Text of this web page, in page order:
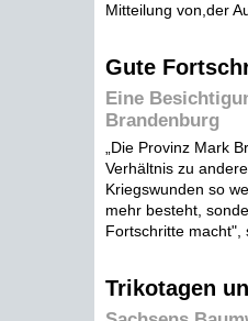
Mitteilung von,der
Gute
Eine
Brandenburg
„Die Provinz Mark
Verhältnis zu
Kriegswunden so
mehr besteht,
Fortschritte macht",
Trikotagen